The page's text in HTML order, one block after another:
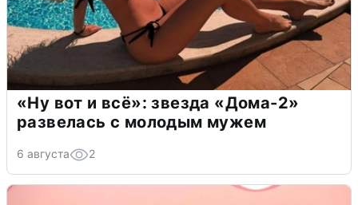
«Ну вот и всё»: звезда «Дома-2»
развелась с молодым мужем
6 августа 2